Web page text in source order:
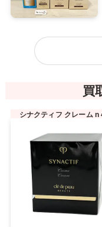
買
シナクティフ クレーム n